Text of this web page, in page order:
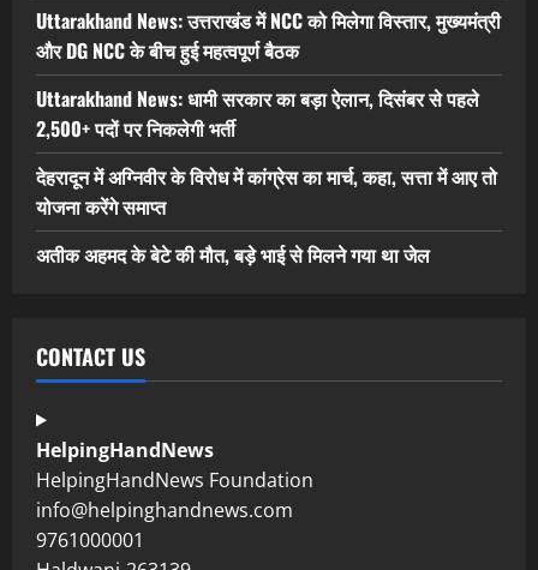
Uttarakhand News: उत्तराखंड में NCC को मिलेगा विस्तार, मुख्यमंत्री
और DG NCC के बीच हुई महत्वपूर्ण बैठक
Uttarakhand News: धामी सरकार का बड़ा ऐलान, दिसंबर से पहले
2,500+ पदों पर निकलेगी भर्ती
देहरादून में अग्निवीर के विरोध में कांग्रेस का मार्च, कहा, सत्ता में आए तो
योजना करेंगे समाप्त
अतीक अहमद के बेटे की मौत, बड़े भाई से मिलने गया था जेल
CONTACT US
HelpingHandNews
HelpingHandNews Foundation
info@helpinghandnews.com
9761000001